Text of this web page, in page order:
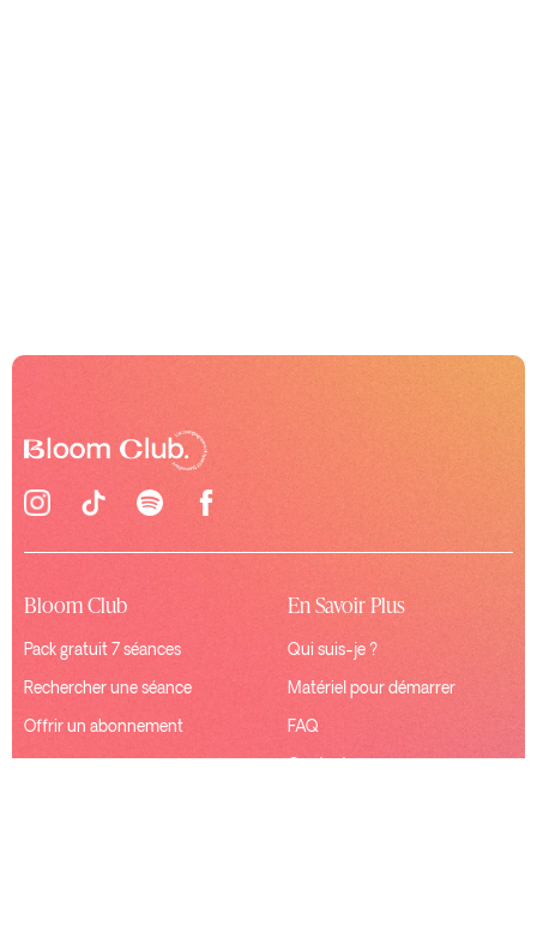
Bloom Club
Pack gratuit 7 séances
Rechercher une séance
Offrir un abonnement
En Savoir Plus
Qui suis-je ?
Matériel pour démarrer
FAQ